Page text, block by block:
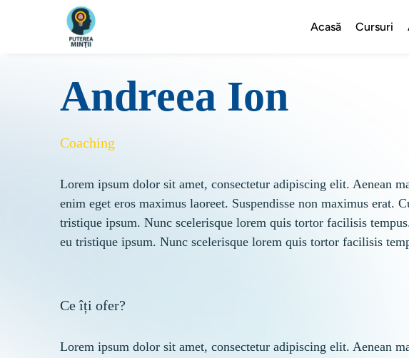
Acasă Cursuri
Andreea Ion
Coaching
Lorem ipsum dolor sit amet, consectetur adipiscing elit. Aenean
enim eget eros maximus laoreet. Suspendisse non maximus erat.
tristique ipsum. Nunc scelerisque lorem quis tortor facilisis
eu tristique ipsum. Nunc scelerisque lorem quis tortor facilisis
Ce îți ofer?
Lorem ipsum dolor sit amet, consectetur adipiscing elit. Aenean